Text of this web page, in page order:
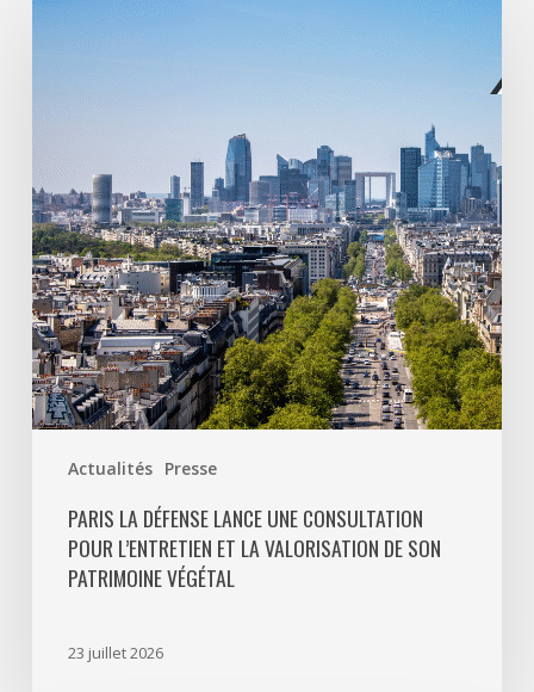
Actualités Presse
La
consultation
pour
l’entretien
et
la
valorisation
de
son
patrimoine
végétal
PARIS LA DÉFENSE LANCE UNE CONSULTATION
POUR L’ENTRETIEN ET LA VALORISATION DE SON
PATRIMOINE VÉGÉTAL
23 juillet 2026